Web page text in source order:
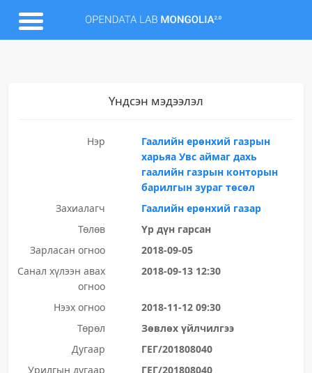
Үндсэн мэдээлэл
Нэр
Гаалийн ерөнхий газрын
харьяа Увс аймаг дахь
гаалийн газрын конторын
барилгын зураг төсөл
Захиалагч
Гаалийн ерөнхий газар
Төлөв
Үр дүн гарсан
Зарласан огноо
2018-09-05
Санал хүлээн авах
огноо
2018-09-13 12:30
Нээх огноо
2018-11-12 09:30
Төрөл
Зөвлөх үйлчилгээ
Дугаар
ГЕГ/201808040
Урилгын дугаар
ГЕГ/201808040